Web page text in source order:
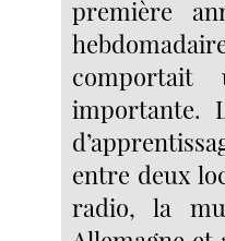
première
comportait
importante.
entre deux
radio, la